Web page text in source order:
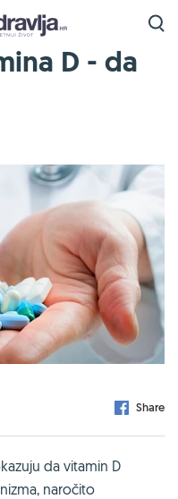
D - da
Share
da vitamin D
naročito